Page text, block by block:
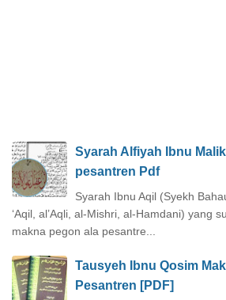
Syarah Alfiyah Ibnu
pesantren Pdf
Syarah Ibnu Aqil (Syekh
‘Aqil, al’Aqli, al-Mishri, al-Hamdani) yang
makna pegon ala pesantre...
Tausyeh Ibnu Qosim
Pesantren [PDF]